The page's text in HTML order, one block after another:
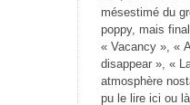
mésestimé du
poppy, mais
« Vacancy », «
disappear », «
atmosphère
pu le lire ici ou